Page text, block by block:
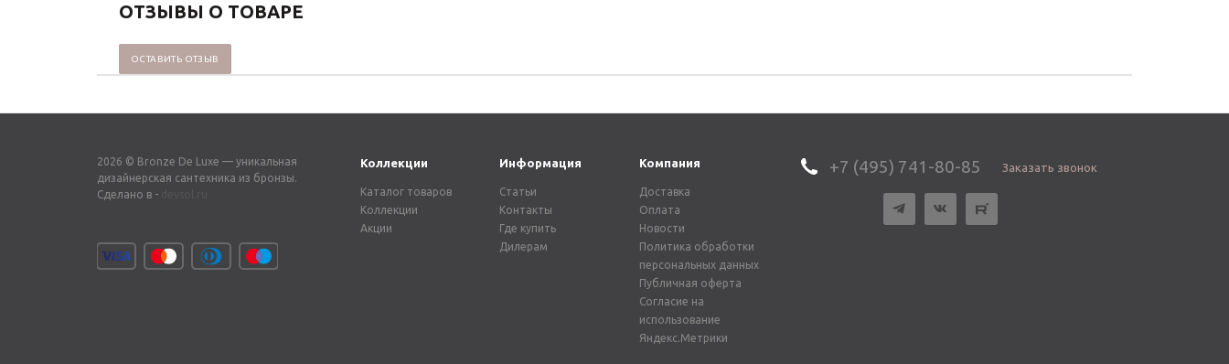
ОТЗЫВЫ О ТОВАРЕ
ОСТАВИТЬ ОТЗЫВ
2026 © Bronze De Luxe — уникальная
дизайнерская сантехника из бронзы.
Сделано в -
Коллекции Информация Компания
Каталог товаров
Коллекции
Акции
Статьи
Контакты
Где купить
Дилерам
Доставка
Оплата
Новости
Политика обработки
персональных данных
Публичная оферта
Согласие на
использование
Яндекс.Метрики
+7 (495) 741-80-85 Заказать звонок